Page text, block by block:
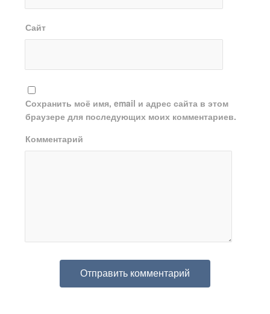
Сайт
Сохранить моё имя, email и адрес сайта в этом
браузере для последующих моих комментариев.
Комментарий